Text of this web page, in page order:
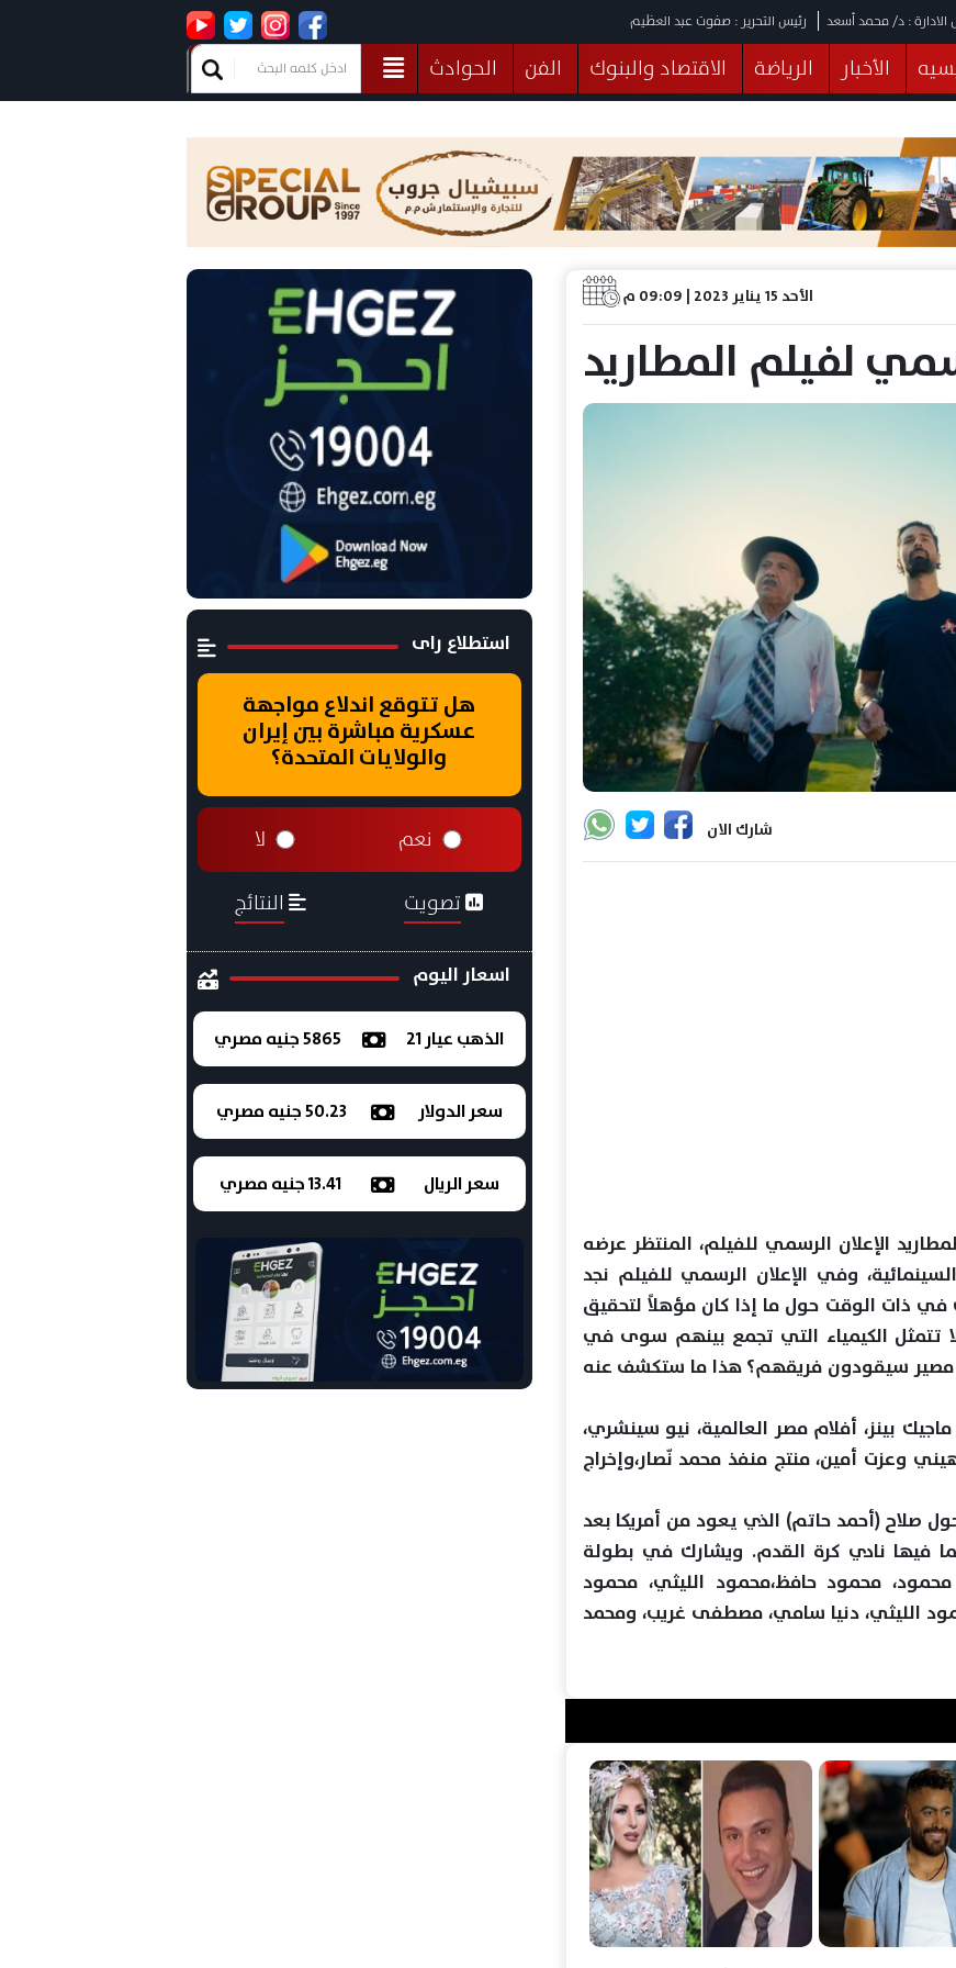
: د/ محمد أسعد رئيس التحرير : صفوت عبد العظيم
الأخبار الرياضة الاقتصاد والبنوك الفن
الحوادث
البرلمان صحة الثقافة خدمات منوعات
الأحد 15 يناير 2023 | 09:09 م
لفیلم المطارید
شارك الان
الإعلان الرسمي للفیلم، المنتظر عرضه
السینمائیة، وفي الإعلان الرسمي للفیلم نجد
ذات الوقت حول ما إذا كان مؤھلاً لتحقیق
تتمثل الكیمیاء التي تجمع بینھم سوى في
مصیر سیقودون فریقھم؟ ھذا ما ستكشف عنه
بینز، أفلام مصر العالمیة، نیو سینشري،
وعزت أمین، منتج منفذ محمد نّصار،وإخراج
صلاح (أحمد حاتم) الذي یعود من أمریكا بعد
بما فیھا نادي كرة القدم. ویشارك في بطولة
محمود، محمود حافظ،محمود اللیثي، محمود
اللیثي، دنیا سامي، مصطفى غریب، ومحمد
استطلاع راى
هل تتوقع اندلاع مواجهة
عسكرية مباشرة بين إيران
والولايات المتحدة؟
نعم لا
تصويت النتائج
اسعار اليوم
الذهب عيار 21 5865 جنيه مصري
سعر الدولار 50.23 جنيه مصري
سعر الريال 13.41 جنيه مصري